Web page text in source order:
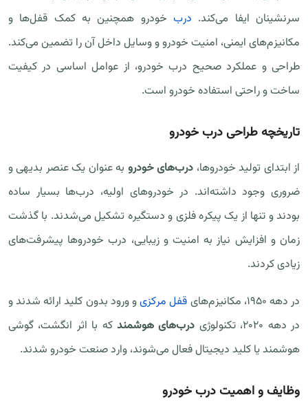
سرنشینان ایفا می‌کند. درب خودرو همچنین به کمک قفل‌ها و
مکانیزم‌های ایمنی، امنیت خودرو و وسایل داخل آن را تضمین می‌کند.
طراحی و عملکرد صحیح درب خودرو، از عوامل اساسی در کیفیت
ساخت و راحتی استفاده خودرو است.
تاریخچه طراحی درب خودرو
از ابتدای تولید خودروها، درب‌های خودرو به عنوان یک عنصر بدیهی و
ضروری وجود داشته‌اند. در خودروهای اولیه، درب‌ها بسیار ساده
بودند و تنها از یک پیکره فلزی و دستگیره تشکیل می‌شدند. با گذشت
زمان و افزایش نیاز به امنیت و زیبایی، درب خودروها پیشرفت‌های
زیادی کردند.
در دهه ۱۹۵۰، مکانیزم‌های قفل مرکزیو ورود بدون کلید ارائه شدند و
در دهه ۲۰۲۰، تکنولوژی
درب‌های هوشمند که با اثر انگشت، گوشی
هوشمند یا کلید دیجیتال فعال می‌شوند، وارد صنعت خودرو شدند.
وظایف و اهمیت درب خودرو